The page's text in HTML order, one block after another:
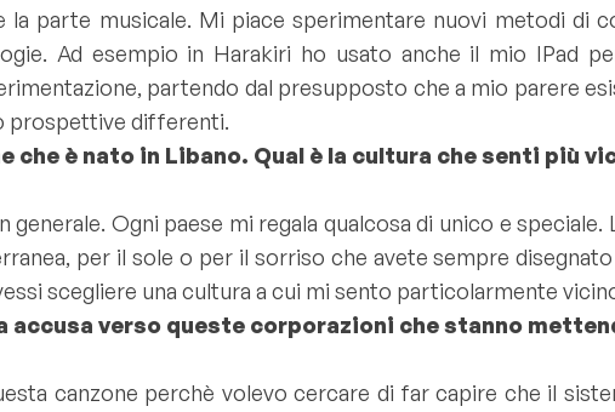
parte musicale. Mi piace sperimentare nuovi metodi di
Ad esempio in Harakiri ho usato anche il mio IPad
partendo dal presupposto che a mio parere
prospettive differenti.
che è nato in Libano. Qual è la cultura che senti più
Ogni paese mi regala qualcosa di unico e
per il sole o per il sorriso che avete sempre
scegliere una cultura a cui mi sento particolarmente
accusa verso queste corporazioni che stanno
canzone perchè volevo cercare di far capire che il